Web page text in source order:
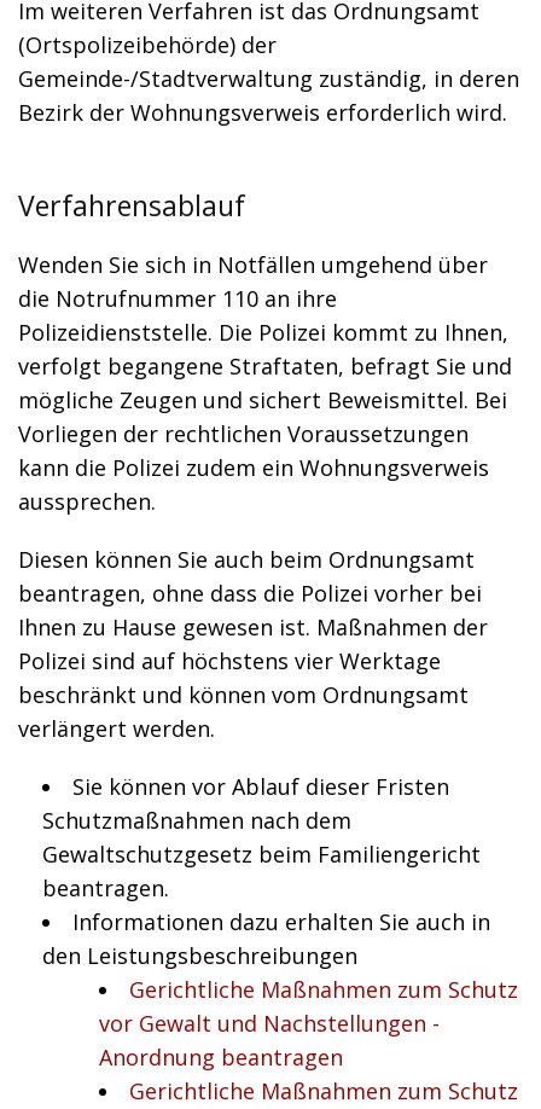
Im weiteren Verfahren ist das Ordnungsamt
(Ortspolizeibehörde) der
Gemeinde-/Stadtverwaltung zuständig, in deren
Bezirk der Wohnungsverweis erforderlich wird.
Verfahrensablauf
Wenden Sie sich in Notfällen umgehend über
die Notrufnummer 110 an ihre
Polizeidienststelle. Die Polizei kommt zu Ihnen,
verfolgt begangene Straftaten, befragt Sie und
mögliche Zeugen und sichert Beweismittel. Bei
Vorliegen der rechtlichen Voraussetzungen
kann die Polizei zudem ein Wohnungsverweis
aussprechen.
Diesen können Sie auch beim Ordnungsamt
beantragen, ohne dass die Polizei vorher bei
Ihnen zu Hause gewesen ist. Maßnahmen der
Polizei sind auf höchstens vier Werktage
beschränkt und können vom Ordnungsamt
verlängert werden.
Sie können vor Ablauf dieser Fristen
Schutzmaßnahmen nach dem
Gewaltschutzgesetz beim Familiengericht
beantragen.
Informationen dazu erhalten Sie auch in
den Leistungsbeschreibungen
Gerichtliche Maßnahmen zum Schutz
vor Gewalt und Nachstellungen -
Anordnung beantragen
Gerichtliche Maßnahmen zum Schutz